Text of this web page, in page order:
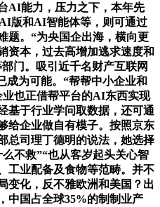
AI能力，压力之下，本年先
版和AI智能体等，则可通过
题。“为央国企出海，横向更
资本，过去高增加逃求速度和
门。吸引近千名财产互联网
成为可能。“帮帮中小企业和
也正借帮平台的AI东西实现
基于行业学问取数据，还可通
给企业做自有模子。按照京东
总司理丁德明的说法，她选择
不救”“也从客岁起头关心智
工业配备及食物等范畴。并不
变化，反不雅欧洲和美国？出
中国占全球35%的制制业产